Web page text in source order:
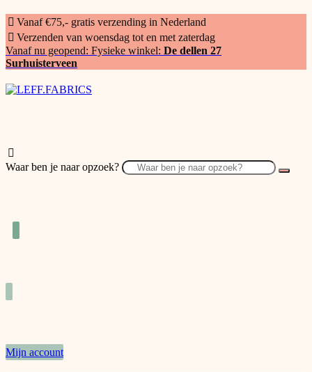
Vanaf €75,- gratis verzending in Nederland
Verzenden van woensdag tot en met zaterdag
Vanaf nu geopend: Fysieke winkel: De dellen 27
Surhuisterveen
Waar ben je naar opzoek?
Mijn account